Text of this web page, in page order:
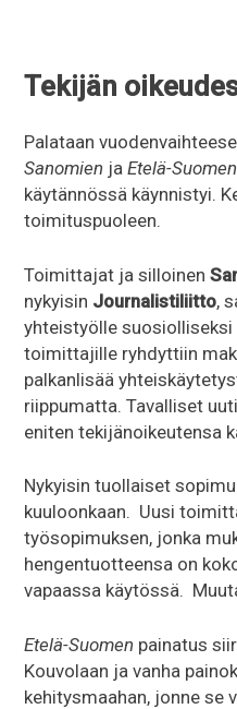
Tekijän
Palataan
Sanomien jaEtelä-Suomen
käytännössä käynnistyi.
toimituspuoleen.
Toimittajat ja silloinen
nykyisin Journalistiliitto,
yhteistyölle suosiolliseksi
toimittajille ryhdyttiin
palkanlisää
riippumatta. Tavalliset
eniten tekijänoikeutensa
Nykyisin tuollaiset
kuuloonkaan. Uusi
työsopimuksen, jonka
hengentuotteensa on
vapaassa käytössä.
Etelä-Suomen painatus
Kouvolaan ja vanha
kehitysmaahan, jonne se